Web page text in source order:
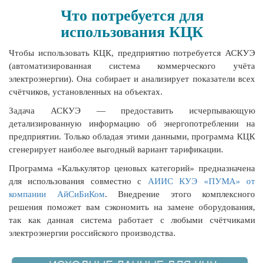
Что потребуется для
использования КЦК
Чтобы использовать КЦК, предприятию потребуется АСКУЭ
(автоматизированная система коммерческого учёта
электроэнергии). Она собирает и анализирует показатели всех
счётчиков, установленных на объектах.
Задача АСКУЭ — предоставить исчерпывающую
детализированную информацию об энергопотреблении на
предприятии. Только обладая этими данными, программа КЦК
сгенерирует наиболее выгодный вариант тарификации.
Программа «Калькулятор ценовых категорий» предназначена
для использования совместно с АИИС КУЭ «ПУМА» от
компании АйСиБиКом. Внедрение этого комплексного
решения поможет вам сэкономить на замене оборудования,
так как данная система работает с любыми счётчиками
электроэнергии российского производства.